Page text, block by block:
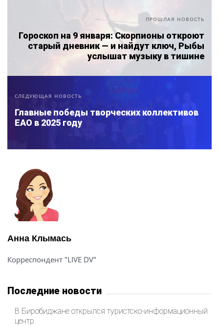
ПРОШЛАЯ НОВОСТЬ
Гороскоп на 9 января: Скорпионы откроют
старый дневник — и найдут ключ, Рыбы
услышат музыку в тишине
СЛЕДУЮЩАЯ НОВОСТЬ
Главные победы творческих коллективов
ЕАО в 2025 году
Анна Клымась
Корреспондент "LIVE DV"
Последние новости
В Биробиджане открылся туристско-информационный
центр